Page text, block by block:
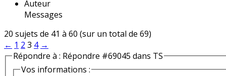
Auteur
Messages
20 sujets de 41 à 60 (sur un total de 69)
← 1 2 3 4 →
Répondre à : Répondre #69045 dans TS
Vos informations :